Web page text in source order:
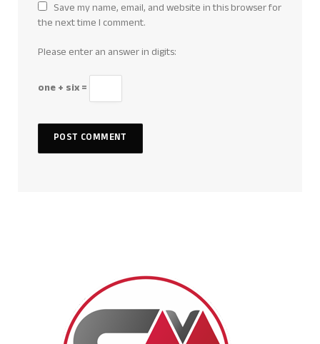
Save my name, email, and website in this browser for
the next time I comment.
Please enter an answer in digits:
one + six =